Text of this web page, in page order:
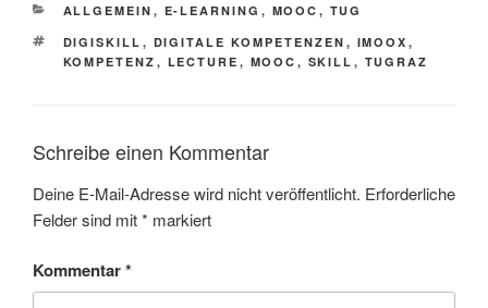
KATEGORIEN
ALLGEMEIN , E-LEARNING , MOOC , TUG
SCHLAGWÖRTER
DIGISKILL , DIGITALE KOMPETENZEN , IMOOX ,
KOMPETENZ , LECTURE , MOOC , SKILL , TUGRAZ
Schreibe einen Kommentar
Deine E-Mail-Adresse wird nicht veröffentlicht. Erforderliche
Felder sind mit* markiert
Kommentar*